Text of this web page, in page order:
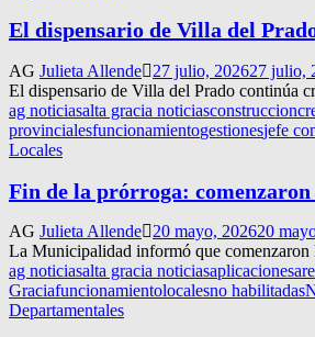
El dispensario de Villa del
AG Julieta Allende 27 julio, 202627 julio,
El dispensario de Villa del Prado continúa
ag noticiasalta gracia noticiasconstruccion
provincialesfuncionamientogestionesjefe
Locales
Fin de la prórroga:
AG Julieta Allende 20 mayo, 202620
La Municipalidad informó que comenzaron
ag noticiasalta gracia noticiasaplicaciones
Graciafuncionamientolocalesno habilitadas
Departamentales